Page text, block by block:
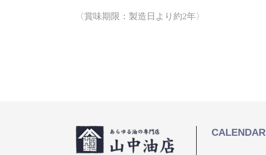
〈賞味期限：製造日より約2年〉
CALENDAR